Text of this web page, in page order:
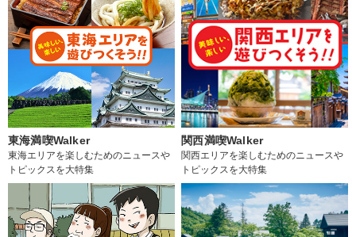
東海満喫Walker
東海エリアを楽しむためのニュースや
トピックスを大特集
関西満喫Walker
関西エリアを楽しむためのニュースや
トピックスを大特集